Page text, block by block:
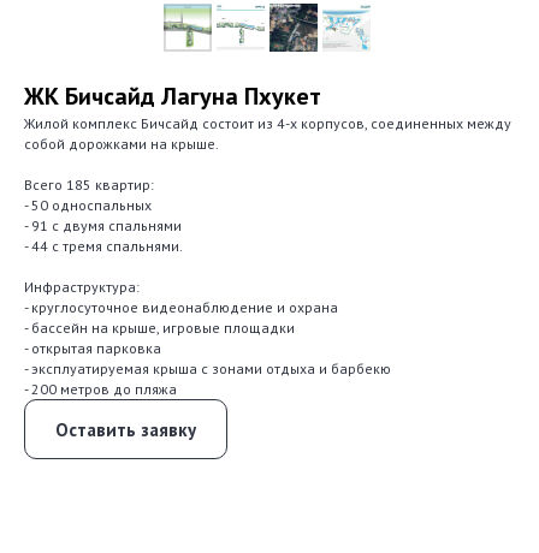
ЖК Бичсайд Лагуна Пхукет
Жилой комплекс Бичсайд состоит из 4-х корпусов, соединенных между
собой дорожками на крыше.
Всего 185 квартир:
- 50 односпальных
- 91 с двумя спальнями
- 44 с тремя спальнями.
Инфраструктура:
- круглосуточное видеонаблюдение и охрана
- бассейн на крыше, игровые площадки
- открытая парковка
- эксплуатируемая крыша с зонами отдыха и барбекю
- 200 метров до пляжа
Оставить заявку